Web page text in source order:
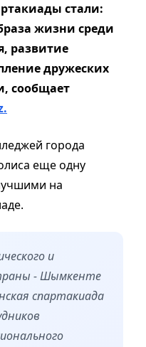
стали:
жизни среди
развитие
дружеских
сообщает
города
еще одну
на
и
- Шымкенте
спартакиада